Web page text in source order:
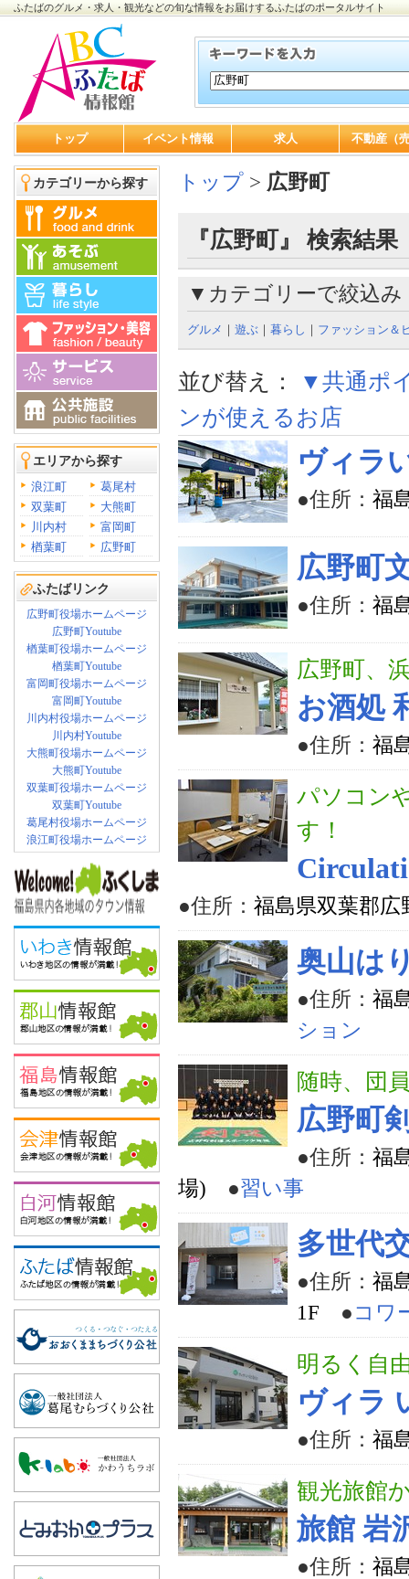
ふたばのグルメ・求人・観光などの旬な情報をお届けするふたばのポータルサイト
トップ イベント情報 求人 不動産（
カテゴリーから探す
エリアから探す
浪江町
葛尾村
双葉町
大熊町
川内村
富岡町
楢葉町
広野町
ふたばリンク
広野町役場ホームページ
広野町Youtube
楢葉町役場ホームページ
楢葉町Youtube
富岡町役場ホームページ
富岡町Youtube
川内村役場ホームページ
川内村Youtube
大熊町役場ホームページ
大熊町Youtube
双葉町役場ホームページ
双葉町Youtube
葛尾村役場ホームページ
浪江町役場ホームページ
トップ > 広野町
『広野町』 検索結
▼カテゴリーで絞込み
グルメ ｜ 遊ぶ ｜ 暮らし ｜ ファッション＆
並び替え：
▼共通ポ
ンが使えるお店
ヴィラ
●住所： 福
広野町
●住所： 福
広野町、
お酒処
●住所： 福
パソコン
す！
●住所： 福島県双葉郡広
奥山は
●住所： 福
ション
随時、団
広野町
●住所： 福
場) ●習い事
多世代
●住所： 福
1F ●コワ
明るく自
ヴィラ
●住所： 福
観光旅館
旅館 岩
●住所： 福